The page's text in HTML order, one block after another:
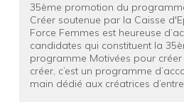
35ème promotion du
Créer soutenue par la Caisse
Force Femmes est heureuse
candidates qui constituent la
programme Motivées pour
créer, c’est un programme
main dédié aux créatrices